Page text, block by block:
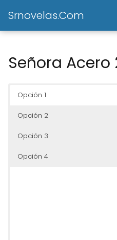
Srnovelas.Com
Señora Acero
Opción 1
Opción 2
Opción 3
Opción 4